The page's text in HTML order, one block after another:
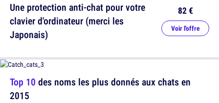
Top 10 des noms les plus donnés aux chats en
2015
Une protection anti-chat pour votre
clavier d'ordinateur (merci les
Japonais)
82 €
Voir l'offre